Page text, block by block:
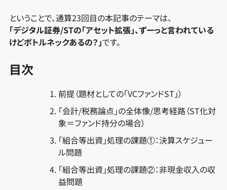
ということで、通算23回目の本記事のテーマは、
「デジタル証券/STの「アセット拡張」、ずーっと言われている
けどボトルネックあるの？」です。
目次
前提（題材としての「VCファンドST」）
「会計/税務論点」の全体像/思考経路（ST化対
象＝ファンド持分の場合）
「組合等出資」処理の課題①：決算スケジュー
ル問題
「組合等出資」処理の課題②：非現金収入の収
益問題